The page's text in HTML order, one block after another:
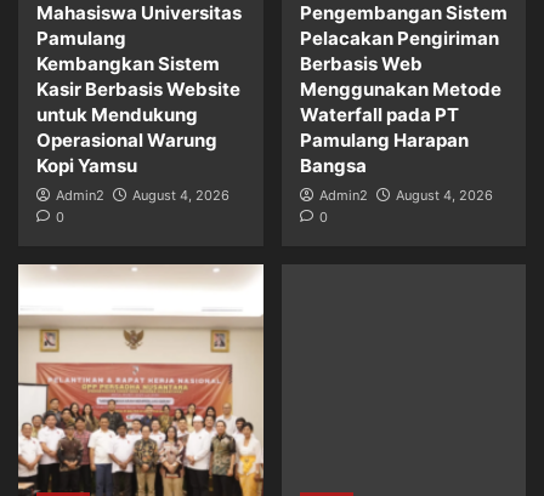
Mahasiswa Universitas
Pamulang
Kembangkan Sistem
Kasir Berbasis Website
untuk Mendukung
Operasional Warung
Kopi Yamsu
Admin2
August 4, 2026
0
Pengembangan Sistem
Pelacakan Pengiriman
Berbasis Web
Menggunakan Metode
Waterfall pada PT
Pamulang Harapan
Bangsa
Admin2
August 4, 2026
0